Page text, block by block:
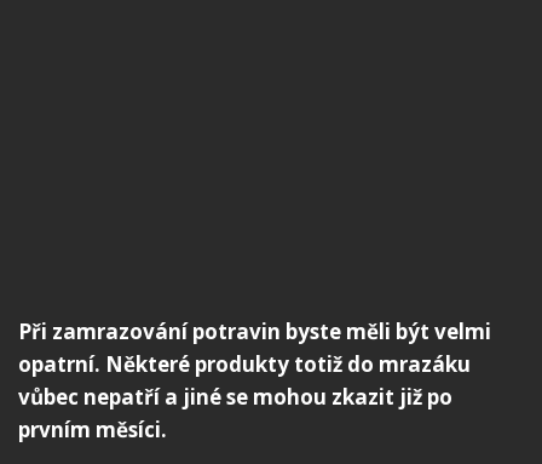
Při zamrazování potravin byste měli být velmi
opatrní. Některé produkty totiž do mrazáku
vůbec nepatří a jiné se mohou zkazit již po
prvním měsíci.